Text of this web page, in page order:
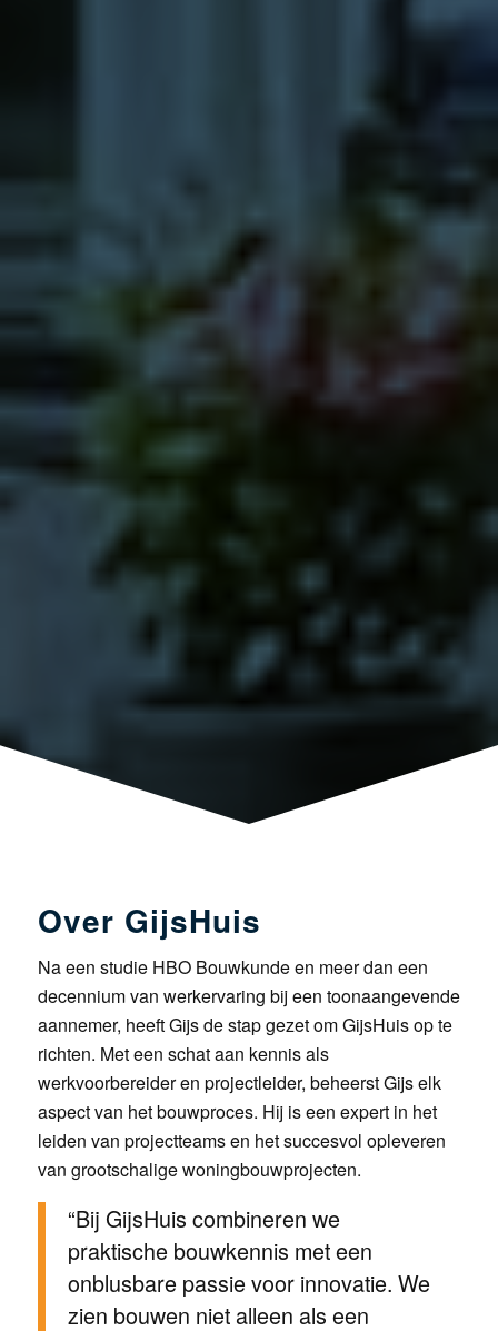
Over GijsHuis
Na een studie HBO Bouwkunde en meer dan een
decennium van werkervaring bij een toonaangevende
aannemer, heeft Gijs de stap gezet om GijsHuis op te
richten. Met een schat aan kennis als
werkvoorbereider en projectleider, beheerst Gijs elk
aspect van het bouwproces. Hij is een expert in het
leiden van projectteams en het succesvol opleveren
van grootschalige woningbouwprojecten.
“Bij GijsHuis combineren we
praktische bouwkennis met een
onblusbare passie voor innovatie. We
zien bouwen niet alleen als een